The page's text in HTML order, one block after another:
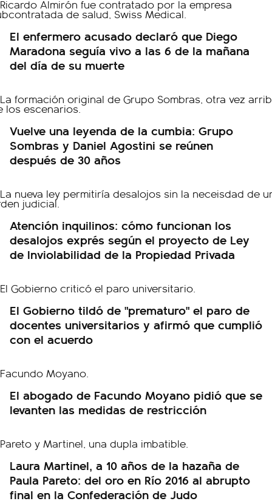
El enfermero acusado declaró que Diego
Maradona seguía vivo a las 6 de la mañana
del día de su muerte
Vuelve una leyenda de la cumbia: Grupo
Sombras y Daniel Agostini se reúnen
después de 30 años
Atención inquilinos: cómo funcionan los
desalojos exprés según el proyecto de Ley
de Inviolabilidad de la Propiedad Privada
El Gobierno tildó de "prematuro" el paro de
docentes universitarios y afirmó que cumplió
con el acuerdo
El abogado de Facundo Moyano pidió que se
levanten las medidas de restricción
Laura Martinel, a 10 años de la hazaña de
Paula Pareto: del oro en Río 2016 al abrupto
final en la Confederación de Judo